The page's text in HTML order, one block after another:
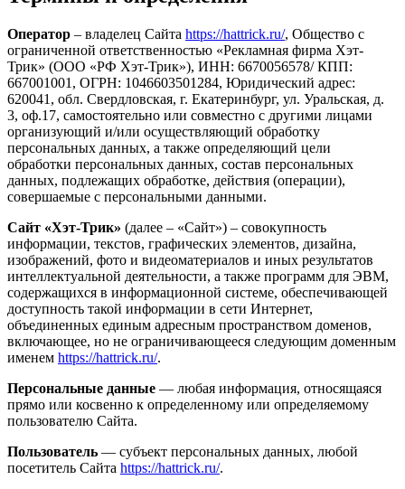
Оператор – владелец Сайта https://hattrick.ru/, Общество с
ограниченной ответственностью «Рекламная фирма Хэт-
Трик» (ООО «РФ Хэт-Трик»), ИНН: 6670056578/ КПП:
667001001, ОГРН: 1046603501284, Юридический адрес:
620041, обл. Свердловская, г. Екатеринбург, ул. Уральская, д.
3, оф.17, самостоятельно или совместно с другими лицами
организующий и/или осуществляющий обработку
персональных данных, а также определяющий цели
обработки персональных данных, состав персональных
данных, подлежащих обработке, действия (операции),
совершаемые с персональными данными.
Сайт «Хэт-Трик» (далее – «Сайт») – совокупность
информации, текстов, графических элементов, дизайна,
изображений, фото и видеоматериалов и иных результатов
интеллектуальной деятельности, а также программ для ЭВМ,
содержащихся в информационной системе, обеспечивающей
доступность такой информации в сети Интернет,
объединенных единым адресным пространством доменов,
включающее, но не ограничивающееся следующим доменным
именем https://hattrick.ru/.
Персональные данные — любая информация, относящаяся
прямо или косвенно к определенному или определяемому
пользователю Сайта.
Пользователь — субъект персональных данных, любой
посетитель Сайта https://hattrick.ru/.